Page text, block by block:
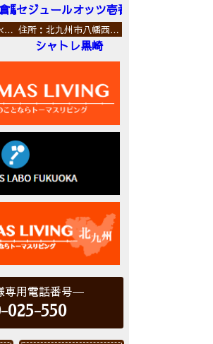
駅前
セジュールオッツ壱番館
… 住所：北九州市八幡西…
シャトレ黒崎
専用電話番号
025-550